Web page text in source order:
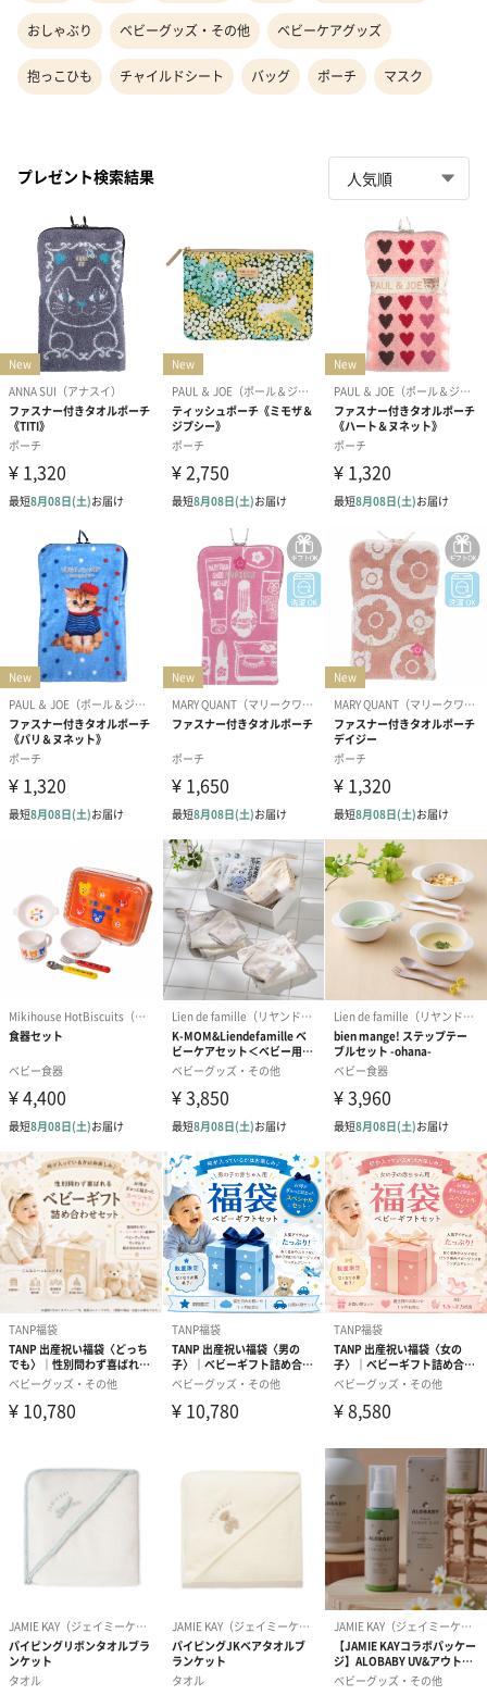
おしゃぶり ベビーグッズ・その他 ベビーケアグッズ
抱っこひも チャイルドシート バッグ ポーチ マスク
プレゼント検索結果